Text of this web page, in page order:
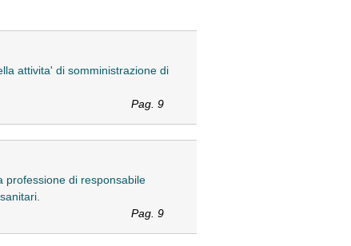
attivita' di somministrazione di
Pag. 9
professione di responsabile
Pag. 9